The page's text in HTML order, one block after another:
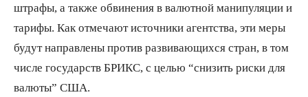
штрафы, а также обвинения в валютной манипуляции и
тарифы. Как отмечают источники агентства, эти меры
будут направлены против развивающихся стран, в том
числе государств БРИКС, с целью “снизить риски для
валюты” США.